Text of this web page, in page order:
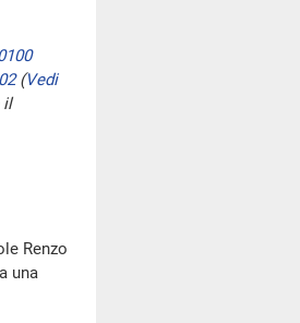
(Vedi
il
Renzo
una